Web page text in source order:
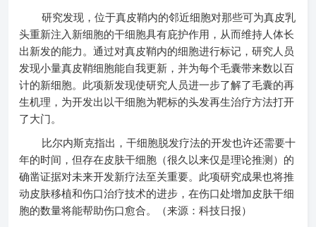
研究发现，位于真皮鞘内的邻近细胞对那些可为真皮乳
头重新注入新细胞的干细胞具有庇护作用，从而维持人体长
出新发的能力。通过对真皮鞘内的细胞进行标记，研究人员
发现小量真皮鞘细胞能自我更新，并为每个毛囊带来数以百
计的新细胞。此项新发现使研究人员进一步了解了毛囊的再
生机理，为开发出以干细胞为靶标的头发再生治疗方法打开
了大门。
比尔内斯克指出，干细胞脱发疗法的开发也许还需要十
年的时间，但存在皮肤干细胞（很久以来仅是理论推测）的
确凿证据对未来开发新疗法至关重要。此项研究成果也将推
动皮肤移植和伤口治疗技术的进步，在伤口处增加皮肤干细
胞的数量将能帮助伤口愈合。（来源：科技日报）